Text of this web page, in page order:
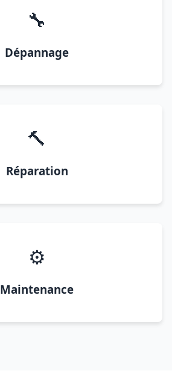
🔧
Dépannage
🔨
Réparation
⚙️
Maintenance